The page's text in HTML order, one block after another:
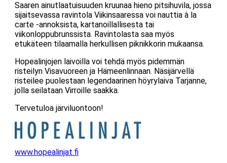
Saaren ainutlaatuisuuden kruunaa hieno pitsihuvila, jossa
sijaitsevassa ravintola Viikinsaaressa voi nauttia à la
carte -annoksista, kartanoillallisesta tai
viikonloppubrunssista. Ravintolasta saa myös
etukäteen tilaamalla herkullisen piknikkorin mukaansa.
Hopealinjojen laivoilla voi tehdä myös pidemmän
risteilyn Visavuoreen ja Hämeenlinnaan. Näsijärvellä
risteilee puolestaan legendaarinen höyrylaiva Tarjanne,
jolla seilataan Virroille saakka.
Tervetuloa järviluontoon!
www.hopealinjat.fi